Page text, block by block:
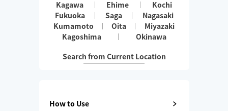
Kagawa
Ehime
Kochi
Fukuoka
Saga
Nagasaki
Kumamoto
Oita
Miyazaki
Kagoshima
Okinawa
Search from Current Location
How to Use